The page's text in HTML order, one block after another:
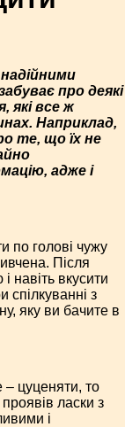
про деякі
які все ж
Наприклад,
те, що їх не
адже і
по голові чужу
Після
навіть вкусити
з
яку ви бачите в
цуценяти, то
ласки з
і